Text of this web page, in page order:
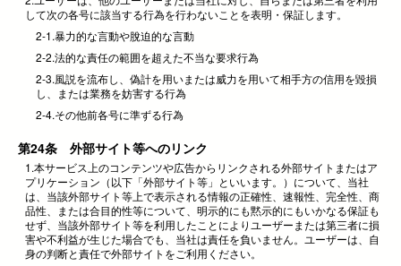
して次の各号に該当する行為を行わないことを表明・保証します。
2-1.暴力的な言動や脫迫的な言動
2-2.法的な責任の範囲を超えた不当な要求行為
2-3.風説を流布し、偽計を用いまたは威力を用いて相手方の信用を毀損
し、または業務を妨害する行為
2-4.その他前各号に準ずる行為
第24条 外部サイト等へのリンク
1.本サービス上のコンテンツや広告からリンクされる外部サイトまたはア
プリケーション（以下「外部サイト等」といいます。）について、当社
は、当該外部サイト等上で表示される情報の正確性、速報性、完全性、商
品性、または合目的性等について、明示的にも黙示的にもいかなる保証も
せず、当該外部サイト等を利用したことによりユーザーまたは第三者に損
害や不利益が生じた場合でも、当社は責任を負いません。ユーザーは、自
身の判断と責任で外部サイトをご利用ください。